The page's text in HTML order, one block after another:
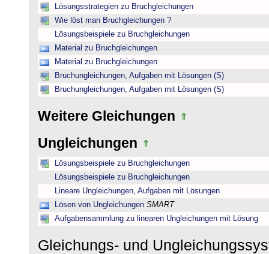
Lösungsstrategien zu Bruchgleichungen
Wie löst man Bruchgleichungen ?
Lösungsbeispiele zu Bruchgleichungen
Material zu Bruchgleichungen
Material zu Bruchgleichungen
Bruchungleichungen, Aufgaben mit Lösungen (S)
Bruchungleichungen, Aufgaben mit Lösungen (S)
Weitere Gleichungen
Ungleichungen
Lösungsbeispiele zu Bruchgleichungen
Lösungsbeispiele zu Bruchgleichungen
Lineare Ungleichungen, Aufgaben mit Lösungen
Lösen von Ungleichungen SMART
Aufgabensammlung zu linearen Ungleichungen mit Lösung
Gleichungs- und